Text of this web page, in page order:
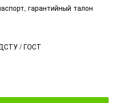
гарантийный талон
/ ГОСТ